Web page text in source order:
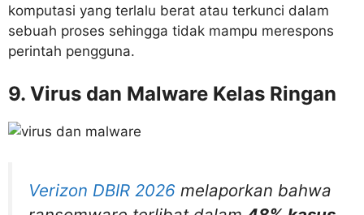
komputasi yang terlalu berat atau terkunci dalam
sebuah proses sehingga tidak mampu merespons
perintah pengguna.
9. Virus dan Malware Kelas Ringan
Verizon DBIR 2026 melaporkan bahwa